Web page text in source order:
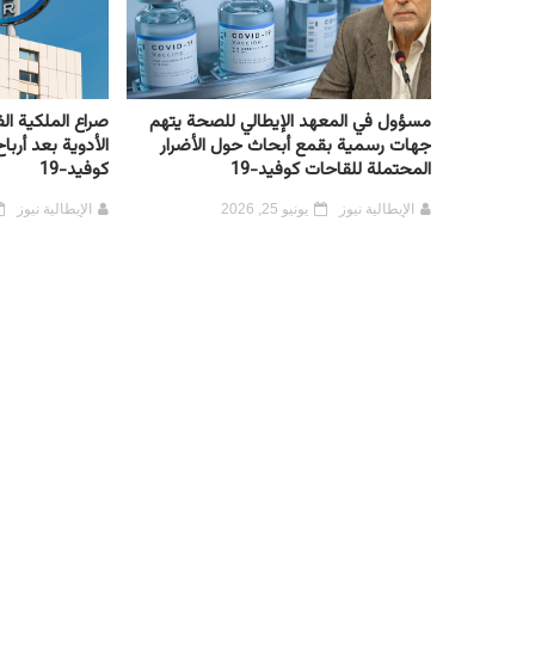
مسؤول في المعهد الإيطالي للصحة يتهم
جهات رسمية بقمع أبحاث حول الأضرار
المحتملة للقاحات كوفيد-19
الإيطالية نيوز يونيو 25, 2026
صراع الملكية
الأدوية بعد
كوفيد-19
الإيطالية نيوز